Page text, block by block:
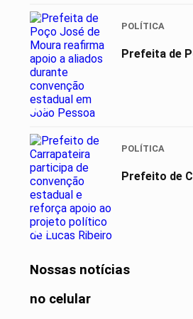
03
POLÍTICA
Prefeita de
04
POLÍTICA
Prefeito de
Nossas notícias
no celular